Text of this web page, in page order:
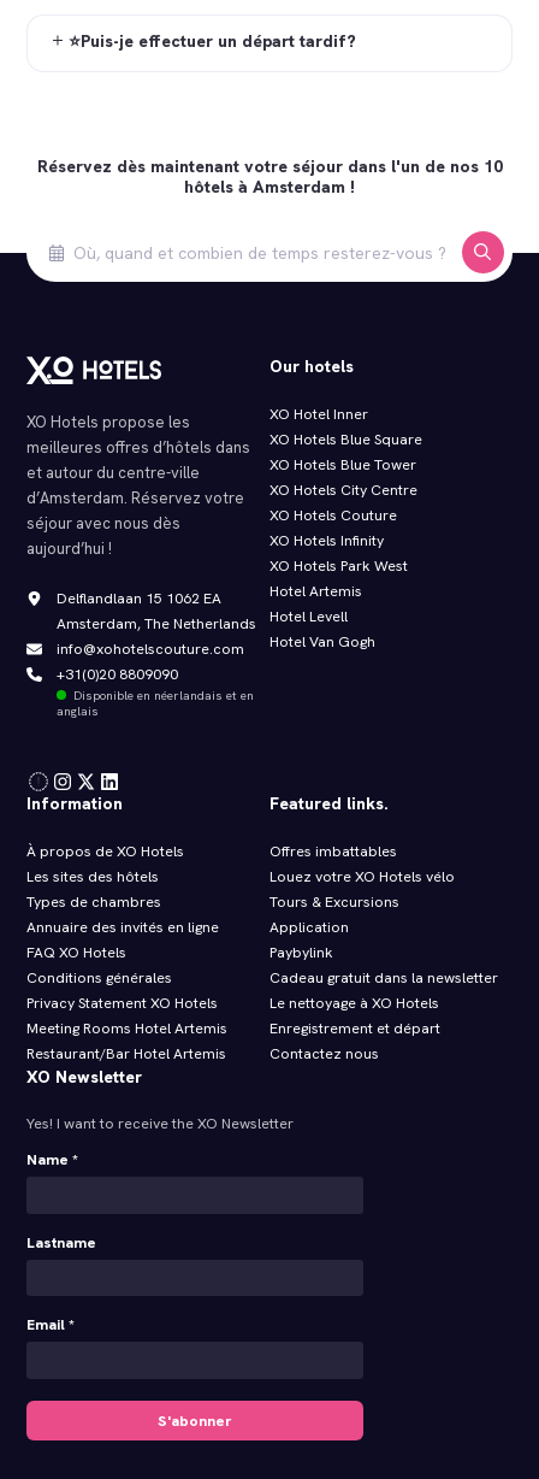
⭐Puis-je effectuer un départ tardif?
Réservez dès maintenant votre séjour dans l'un de nos 10
hôtels à Amsterdam !
XO Hotels propose les
meilleures offres d’hôtels dans
et autour du centre-ville
d’Amsterdam. Réservez votre
séjour avec nous dès
aujourd’hui !
Delflandlaan 15 1062 EA
Amsterdam, The Netherlands
info@xohotelscouture.com
+31(0)20 8809090
Disponible en néerlandais et en
anglais
Our hotels
XO Hotel Inner
XO Hotels Blue Square
XO Hotels Blue Tower
XO Hotels City Centre
XO Hotels Couture
XO Hotels Infinity
XO Hotels Park West
Hotel Artemis
Hotel Levell
Hotel Van Gogh
Information
À propos de XO Hotels
Les sites des hôtels
Types de chambres
Annuaire des invités en ligne
FAQ XO Hotels
Conditions générales
Privacy Statement XO Hotels
Meeting Rooms Hotel Artemis
Restaurant/Bar Hotel Artemis
Featured links.
Offres imbattables
Louez votre XO Hotels vélo
Tours & Excursions
Application
Paybylink
Cadeau gratuit dans la newsletter
Le nettoyage à XO Hotels
Enregistrement et départ
Contactez nous
XO Newsletter
Yes! I want to receive the XO Newsletter
Name *
Lastname
Email *
S'abonner